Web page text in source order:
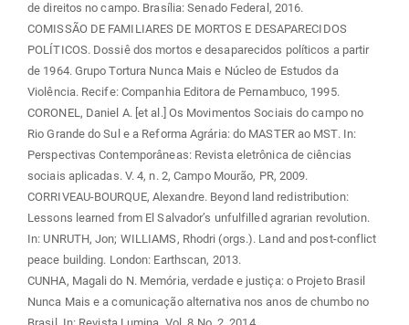
de direitos no campo. Brasília: Senado Federal, 2016.
COMISSÃO DE FAMILIARES DE MORTOS E DESAPARECIDOS
POLÍTICOS. Dossiê dos mortos e desaparecidos políticos a partir
de 1964. Grupo Tortura Nunca Mais e Núcleo de Estudos da
Violência. Recife: Companhia Editora de Pernambuco, 1995.
CORONEL, Daniel A. [et al.] Os Movimentos Sociais do campo no
Rio Grande do Sul e a Reforma Agrária: do MASTER ao MST. In:
Perspectivas Contemporâneas: Revista eletrônica de ciências
sociais aplicadas. V. 4, n. 2, Campo Mourão, PR, 2009.
CORRIVEAU-BOURQUE, Alexandre. Beyond land redistribution:
Lessons learned from El Salvador’s unfulfilled agrarian revolution.
In: UNRUTH, Jon; WILLIAMS, Rhodri (orgs.). Land and post-conflict
peace building. London: Earthscan, 2013.
CUNHA, Magali do N. Memória, verdade e justiça: o Projeto Brasil
Nunca Mais e a comunicação alternativa nos anos de chumbo no